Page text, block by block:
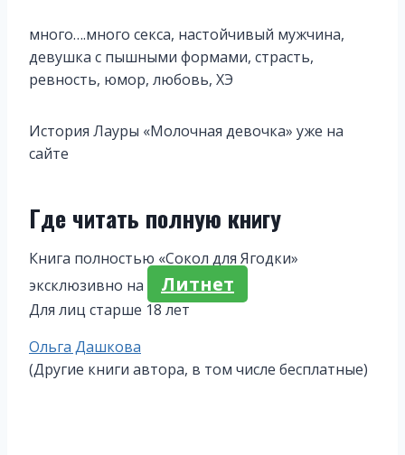
много….много секса, настойчивый мужчина,
девушка с пышными формами, страсть,
ревность, юмор, любовь, ХЭ
История Лауры «Молочная девочка» уже на
сайте
Где читать полную книгу
Книга полностью «Сокол для Ягодки»
эксклюзивно на
Литнет
Для лиц старше 18 лет
Метки
записи:
Ольга Дашкова
(Другие книги автора, в том числе бесплатные)